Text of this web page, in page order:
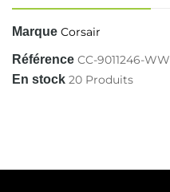
Marque Corsair
Référence CC-9011246-WW
En stock 20 Produits